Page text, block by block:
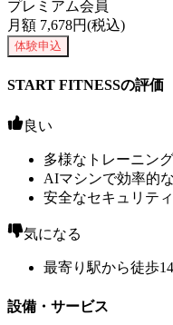
プレミアム会員
月額 7,678円(税込)
体験申込
START FITNESSの評価
良い
多様なトレーニン
AIマシンで効率的
安全なセキュリテ
気になる
最寄り駅から徒歩
設備・サービス